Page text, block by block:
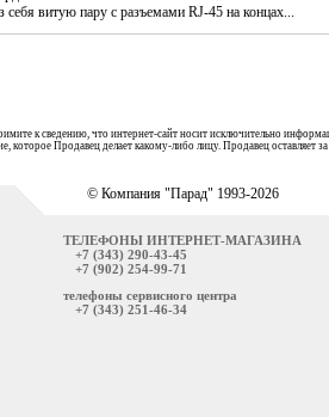
себя витую пару с разъемами RJ-45 на концах...
к сведению, что интернет-сайт носит исключительно
которое Продавец делает какому-либо лицу. Продавец
© Компания "Парад" 1993-2026
ТЕЛЕФОНЫ ИНТЕРНЕТ-МАГАЗИНА
+7 (343) 290-43-45
+7 (902) 254-99-71
телефоны сервисного центра
+7 (343) 251-46-34